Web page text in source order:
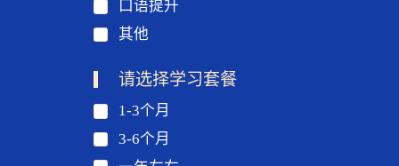
口语提升
其他
请选择学习套餐
1-3个月
3-6个月